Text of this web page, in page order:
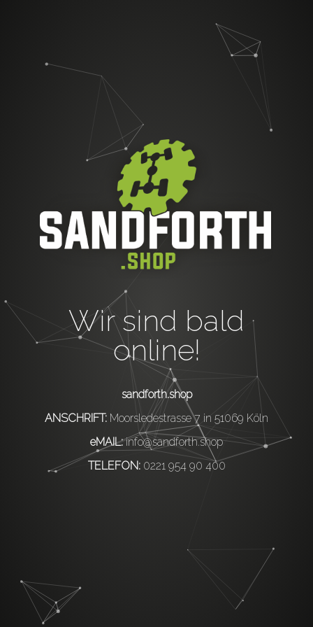
Wir sind bald
online!
sandforth.shop
ANSCHRIFT: Moorsledestrasse 7 in 51069 Köln
eMAIL:info@sandforth.shop
TELEFON: 0221 954 90 400